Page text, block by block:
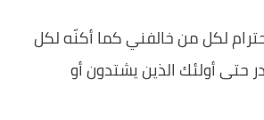
لكل من خالفني كما أكنّه لكل
حتى أولئك الذين يشتدون أو